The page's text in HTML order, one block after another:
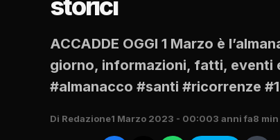
storici
ACCADDE OGGI 1 Marzo è
giorno, informazioni, fatti, eventi
#almanacco #santi #ricorrenze
Di Redazione1 Marzo 2023 - 00:003 anni fa8